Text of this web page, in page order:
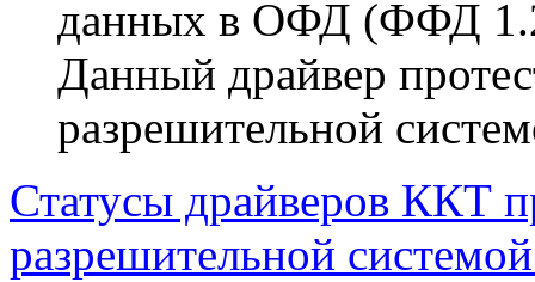
данных в ОФД (ФФД
Данный драйвер
разрешительной
Статусы драйверов ККТ
разрешительной